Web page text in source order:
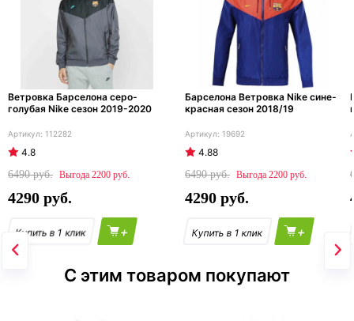
Ветровка Барселона серо-
голубая Nike сезон 2019-2020
112282
4.8
6490
2200
4290
+
Барселона Ветровка Nike сине-
красная сезон 2018/19
19692
4.88
6490
2200
4290
+
С этим товаром покупают